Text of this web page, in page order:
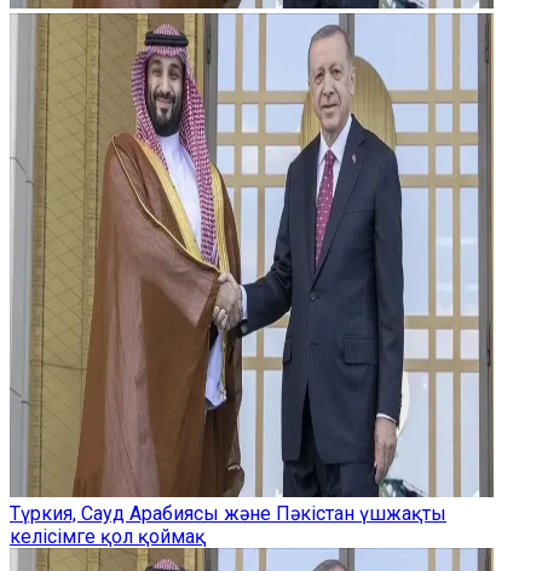
Түркия, Сауд Арабиясы және Пәкістан үшжақты
келісімге қол қоймақ